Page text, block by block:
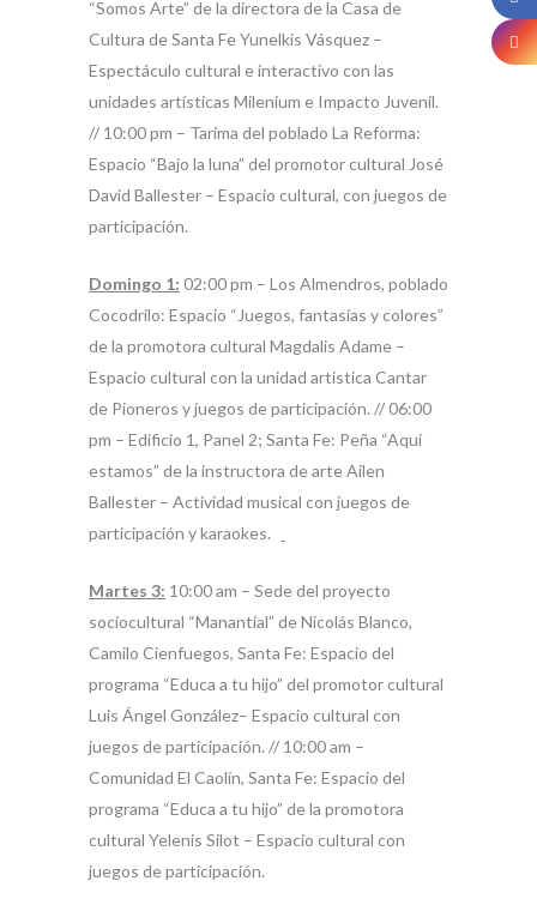
“Somos Arte” de la directora de la Casa de
Cultura de Santa Fe Yunelkis Vásquez –
Espectáculo cultural e interactivo con las
unidades artísticas Milenium e Impacto Juvenil.
// 10:00 pm – Tarima del poblado La Reforma:
Espacio “Bajo la luna” del promotor cultural José
David Ballester – Espacio cultural, con juegos de
participación.
Domingo 1: 02:00 pm – Los Almendros, poblado
Cocodrilo: Espacio “Juegos, fantasías y colores”
de la promotora cultural Magdalis Adame –
Espacio cultural con la unidad artística Cantar
de Pioneros y juegos de participación. // 06:00
pm – Edificio 1, Panel 2; Santa Fe: Peña “Aquí
estamos” de la instructora de arte Ailen
Ballester – Actividad musical con juegos de
participación y karaokes.
Martes 3: 10:00 am – Sede del proyecto
sociocultural “Manantial” de Nicolás Blanco,
Camilo Cienfuegos, Santa Fe: Espacio del
programa “Educa a tu hijo” del promotor cultural
Luis Ángel González– Espacio cultural con
juegos de participación. // 10:00 am –
Comunidad El Caolín, Santa Fe: Espacio del
programa “Educa a tu hijo” de la promotora
cultural Yelenis Silot – Espacio cultural con
juegos de participación.